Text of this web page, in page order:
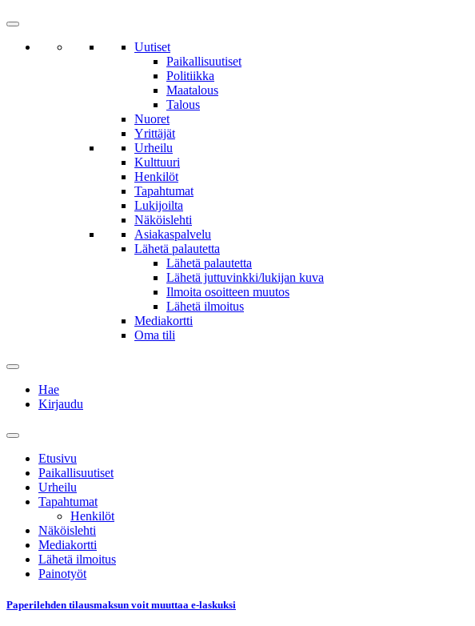
Uutiset
Paikallisuutiset
Politiikka
Maatalous
Talous
Nuoret
Yrittäjät
Urheilu
Kulttuuri
Henkilöt
Tapahtumat
Lukijoilta
Näköislehti
Asiakaspalvelu
Lähetä palautetta
Lähetä palautetta
Lähetä juttuvinkki/lukijan kuva
Ilmoita osoitteen muutos
Lähetä ilmoitus
Mediakortti
Oma tili
Hae
Kirjaudu
Etusivu
Paikallisuutiset
Urheilu
Tapahtumat
Henkilöt
Näköislehti
Mediakortti
Lähetä ilmoitus
Painotyöt
Paperilehden tilausmaksun voit muuttaa e-laskuksi